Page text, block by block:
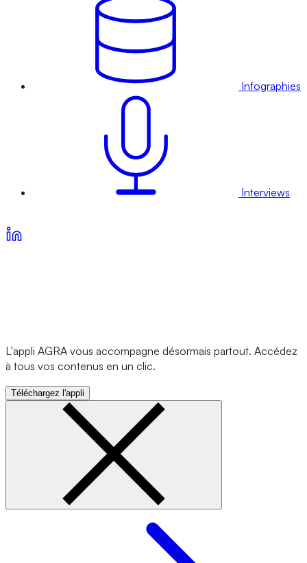
Infographies
Interviews
L'appli AGRA vous accompagne désormais partout. Accédez
à tous vos contenus en un clic.
Téléchargez l'appli